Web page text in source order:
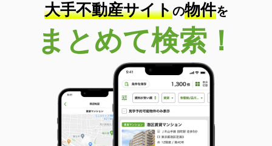
大手不動産サイトの物件を
まとめて検索！